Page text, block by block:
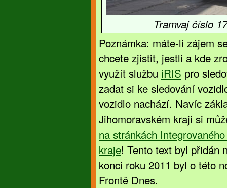
Tramvaj číslo
Poznámka: máte-li zájem
chcete zjistit, jestli a kde
využít službu iRIS pro
zadat si ke sledování
vozidlo nachází. Navíc
Jihomoravském kraji si
na stránkách
kraje! Tento text byl přidán
konci roku 2011 byl o této
Frontě Dnes.